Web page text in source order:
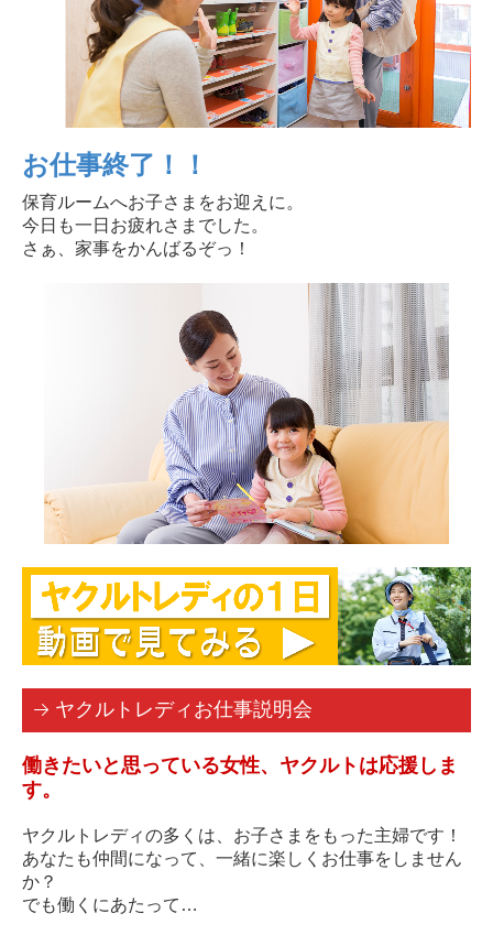
お仕事終了！！
保育ルームへお子さまをお迎えに。
今日も一日お疲れさまでした。
さぁ、家事をかんばるぞっ！
ヤクルトレディお仕事説明会
働きたいと思っている女性、ヤクルトは応援しま
す。
ヤクルトレディの多くは、お子さまをもった主婦です！
あなたも仲間になって、一緒に楽しくお仕事をしません
か？
でも働くにあたって…